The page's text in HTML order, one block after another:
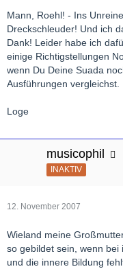
Mann, Roehl! - Ins
Dreckschleuder! Und ich
Dank! Leider habe ich
einige Richtigstellungen
wenn Du Deine Suada
Ausführungen vergleichst.
Loge
musicophil
INAKTIV
12. November 2007
Wieland meine
so gebildet sein, wenn
und die innere Bildung